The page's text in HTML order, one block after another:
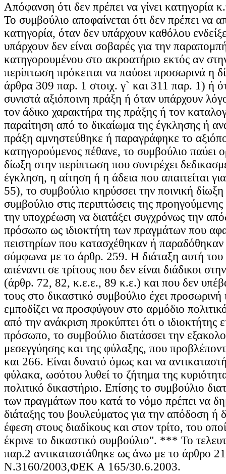
Απόφανση ότι δεν πρέπει να γίνει κατηγορία
Το συμβούλιο αποφαίνεται ότι δεν πρέπει να
κατηγορία, όταν δεν υπάρχουν καθόλου
υπάρχουν δεν είναι σοβαρές για την
κατηγορουμένου στο ακροατήριο εκτός αν
περίπτωση πρόκειται να παύσει προσωρινά η
άρθρα 309 παρ. 1 στοιχ. γ` και 311 παρ. 1) ή
συνιστά αξιόποινη πράξη ή όταν υπάρχουν
τον άδικο χαρακτήρα της πράξης ή τον
παραίτηση από το δικαίωμα της έγκλησης ή
πράξη αμνηστεύθηκε ή παραγράφηκε το
κατηγορούμενος πέθανε, το συμβούλιο παύει
δίωξη στην περίπτωση που συντρέχει
έγκληση, η αίτηση ή η άδεια που απαιτείται
55), το συμβούλιο κηρύσσει την ποινική
συμβούλιο στις περιπτώσεις της
την υποχρέωση να διατάξει συγχρόνως την
πρόσωπο ως ιδιοκτήτη των πραγμάτων που
πειστηρίων που κατασχέθηκαν ή
σύμφωνα με το άρθρ. 259. Η διάταξη αυτή του
απέναντι σε τρίτους που δεν είναι διάδικοι
(άρθρ. 72, 82, κ.ε.ε., 89 κ.ε.) και που δεν
τους στο δικαστικό συμβούλιο έχει προσωρινή
εμποδίζει να προσφύγουν στο αρμόδιο
από την ανάκριση προκύπτει ότι ο ιδιοκτήτης
πρόσωπο, το συμβούλιο διατάσσει την
μεσεγγύησης και της φύλαξης, που
και 266. Είναι δυνατό όμως και να
φύλακα, ωσότου λυθεί το ζήτημα της
πολιτικό δικαστήριο. Επίσης το συμβούλιο
των πραγμάτων που κατά το νόμο πρέπει να
διάταξης του βουλεύματος για την απόδοση ή
έφεση στους διαδίκους και στον τρίτο, του
έκρινε το δικαστικό συμβούλιο". *** Το
παρ.2 αντικαταστάθηκε ως άνω με το άρθρο 21
Ν.3160/2003,ΦΕΚ Α 165/30.6.2003.